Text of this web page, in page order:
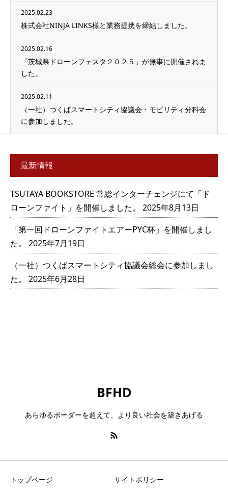
2025.02.23
株式会社NINJA LINKS様と業務提携を締結しました。
2025.02.16
「茨城県ドローンフェスタ２０２５」が無事に開催されま
した。
2025.02.11
（一社）つくばスマートシティ協議会・モビリティ分科会
に参加しました。
最新情報
TSUTAYA BOOKSTORE 常総インターチェンジにて「ド
ローンファイト」を開催しました。
2025年8月13日
「第一回ドローンファイトエアーPYC杯」を開催しまし
た。
2025年7月19日
（一社）つくばスマートシティ協議会総会に参加しまし
た。
2025年6月28日
BFHD
あらゆるボーダーを超えて、より良い社会を築きあげる
トップページ
サイトポリシー